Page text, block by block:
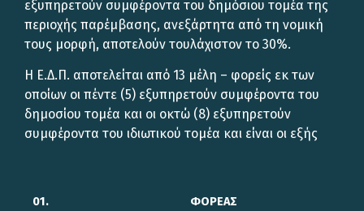
εξυπηρετούν συμφέροντα του δημόσιου τομέα της
περιοχής παρέμβασης, ανεξάρτητα από τη νομική
τους μορφή, αποτελούν τουλάχιστον το 30%.
Η Ε.Δ.Π. αποτελείται από 13 μέλη – φορείς εκ των
οποίων οι πέντε (5) εξυπηρετούν συμφέροντα του
δημοσίου τομέα και οι οκτώ (8) εξυπηρετούν
συμφέροντα του ιδιωτικού τομέα και είναι οι εξής
01. ΦΟΡΕΑΣ